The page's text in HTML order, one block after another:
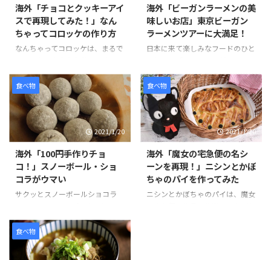
海外「チョコとクッキーアイ
スで再現してみた！」なん
ちゃってコロッケの作り方
なんちゃってコロッケは、まるで
ロッケにはクッキーアイスクリー
ム、ソースにはチョコレートをか
けてた見た目にもそっくりなスイ
ーツです。 作り方は、簡単でお
好みのクッキーを砕きアイスとよ
く混ぜます。コーンフレークも同
様に砕いて、パン粉を付ける要領
でまぶし、揚げる前のコロッケの
ように形を整えていきます。 冷蔵
庫で1時間半ほど冷やし固めて、
最後にチョコレートをソースのよ
「なんちゃってコロッケ」の様子
を見てみましょう。 引用元：
https://www.you ...
海外「ビーガンラーメンの美
味しいお店」東京ビーガン
ラーメンツアーに大満足！
日本に来て楽しみなフードのひと
本のラーメンは世界的に人気のあ
る食べ物です。そんな観光客のニ
ーズに応える形で、ビーガンやグ
ルテンフリーのラーメンを提供し
ているお店が東京でも少しずつ増
えています。 その中でも特にお気
に入りのお店は、東京ラーメンス
トリートの「ソラノイロ」と、渋
谷の「真武咲弥（しんぶさき
や）」です。 ラーメンは見た目
が変わらないため食べるまで少し
食べ物
2021/1/20
海外「100円手作りチョ
コ！」スノーボール・ショ
コラがウマい
サクッとスノーボールショコラ
るミックス粉シリーズのひとつ
で、材料の準備がバターのみで作
ることができます。 バターは室
温に戻すか、電子レンジを使って
食べ物
2021/1/20
海外「魔女の宅急便の名シ
ーンを再現！」ニシンとかぼ
ちゃのパイを作ってみた
ニシンとかぼちゃのパイは、魔女
食べ物